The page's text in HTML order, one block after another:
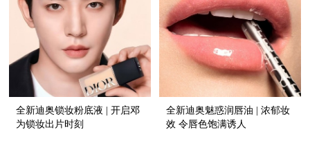
全新迪奥锁妆粉底液 | 开启邓
为锁妆出片时刻
全新迪奥魅惑润唇油 | 浓郁妆
效 令唇色饱满诱人